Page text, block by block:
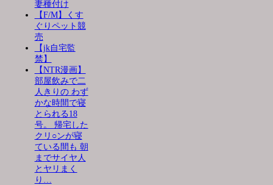
妻種付け
【F/M】くす
ぐりペット競
売
【jk自宅監
禁】
【NTR漫画】
部屋飲みで二
人きりの わず
かな時間で寝
とられる18
号。 帰宅した
クリ○ンが寝
ている間も 朝
までサイヤ人
とヤリまく
り…